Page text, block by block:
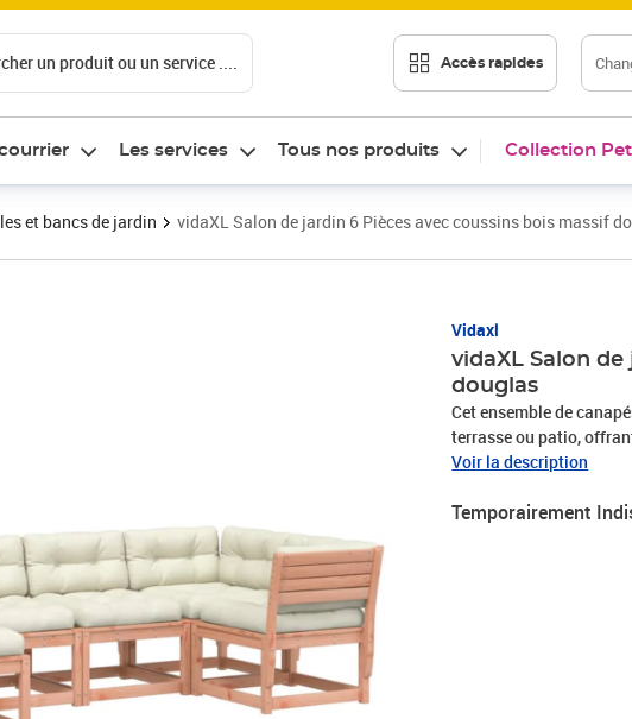
un produit ou un service .... Accès rapides
Les services Tous nos produits Collection
et bancs de jardin vidaXL Salon de jardin 6 Pièces avec coussins bois massif
Vidaxl
vidaXL Salon
douglas
Cet ensemble de
terrasse ou patio,
famille et les amis ou
bien pour l'extérieur. Le
rembourré, offre une
Voir la description
Temporairement